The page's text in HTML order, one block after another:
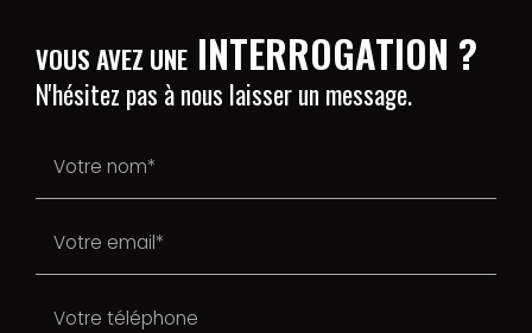
VOUS AVEZ UNE INTERROGATION ?
N'hésitez pas à nous laisser un message.